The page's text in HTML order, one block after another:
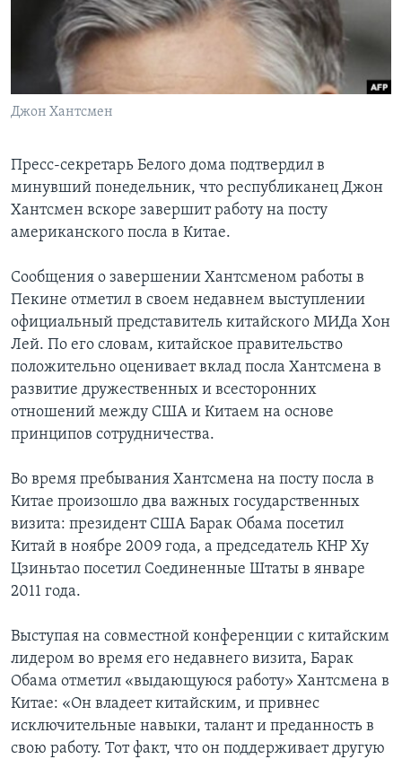
Learning English
СОЦИАЛЬНЫЕ СЕТИ
Языки
Джон Хантсмен
Пресс-секретарь Белого дома подтвердил в
минувший понедельник, что республиканец Джон
Хантсмен вскоре завершит работу на посту
американского посла в Китае.
Сообщения о завершении Хантсменом работы в
Пекине отметил в своем недавнем выступлении
официальный представитель китайского МИДа Хон
Лей. По его словам, китайское правительство
положительно оценивает вклад посла Хантсмена в
развитие дружественных и всесторонних
отношений между США и Китаем на основе
принципов сотрудничества.
Во время пребывания Хантсмена на посту посла в
Китае произошло два важных государственных
визита: президент США Барак Обама посетил
Китай в ноябре 2009 года, а председатель КНР Ху
Цзиньтао посетил Соединенные Штаты в январе
2011 года.
Выступая на совместной конференции с китайским
лидером во время его недавнего визита, Барак
Обама отметил «выдающуюся работу» Хантсмена в
Китае: «Он владеет китайским, и привнес
исключительные навыки, талант и преданность в
свою работу. Тот факт, что он поддерживает другую